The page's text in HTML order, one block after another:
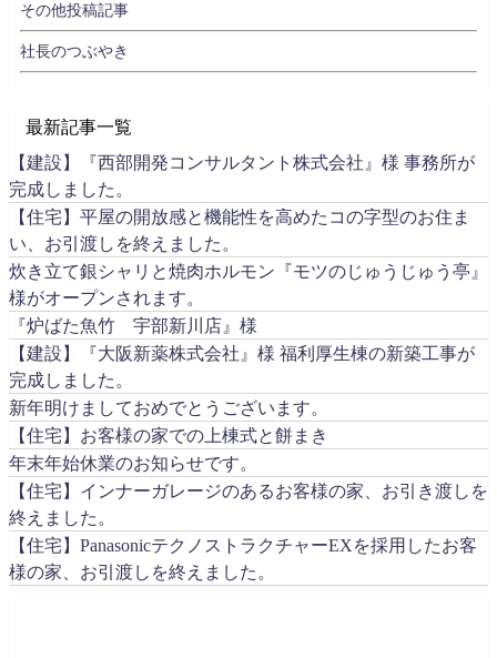
その他投稿記事
社長のつぶやき
最新記事一覧
【建設】『西部開発コンサルタント株式会社』様 事務所が
完成しました。
【住宅】平屋の開放感と機能性を高めたコの字型のお住ま
い、お引渡しを終えました。
炊き立て銀シャリと焼肉ホルモン『モツのじゅうじゅう亭』
様がオープンされます。
『炉ばた魚竹 宇部新川店』様
【建設】『大阪新薬株式会社』様 福利厚生棟の新築工事が
完成しました。
新年明けましておめでとうございます。
【住宅】お客様の家での上棟式と餅まき
年末年始休業のお知らせです。
【住宅】インナーガレージのあるお客様の家、お引き渡しを
終えました。
【住宅】PanasonicテクノストラクチャーEXを採用したお客
様の家、お引渡しを終えました。